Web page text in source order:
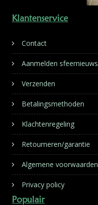
Klantenservice
Contact
Aanmelden sfeernieuws
Verzenden
Betalingsmethoden
Klachtenregeling
Retourneren/garantie
Algemene voorwaarden
Privacy policy
Populair